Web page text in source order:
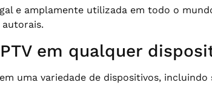
e amplamente utilizada em todo o
em qualquer
em uma variedade de dispositivos,